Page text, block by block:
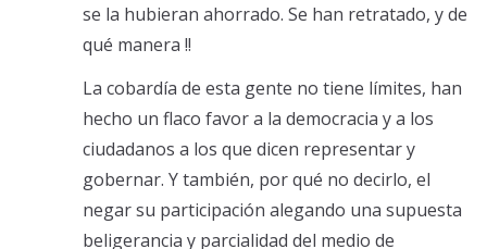
se la hubieran ahorrado. Se han retratado, y de
qué manera !!
La cobardía de esta gente no tiene límites, han
hecho un flaco favor a la democracia y a los
ciudadanos a los que dicen representar y
gobernar. Y también, por qué no decirlo, el
negar su participación alegando una supuesta
beligerancia y parcialidad del medio de